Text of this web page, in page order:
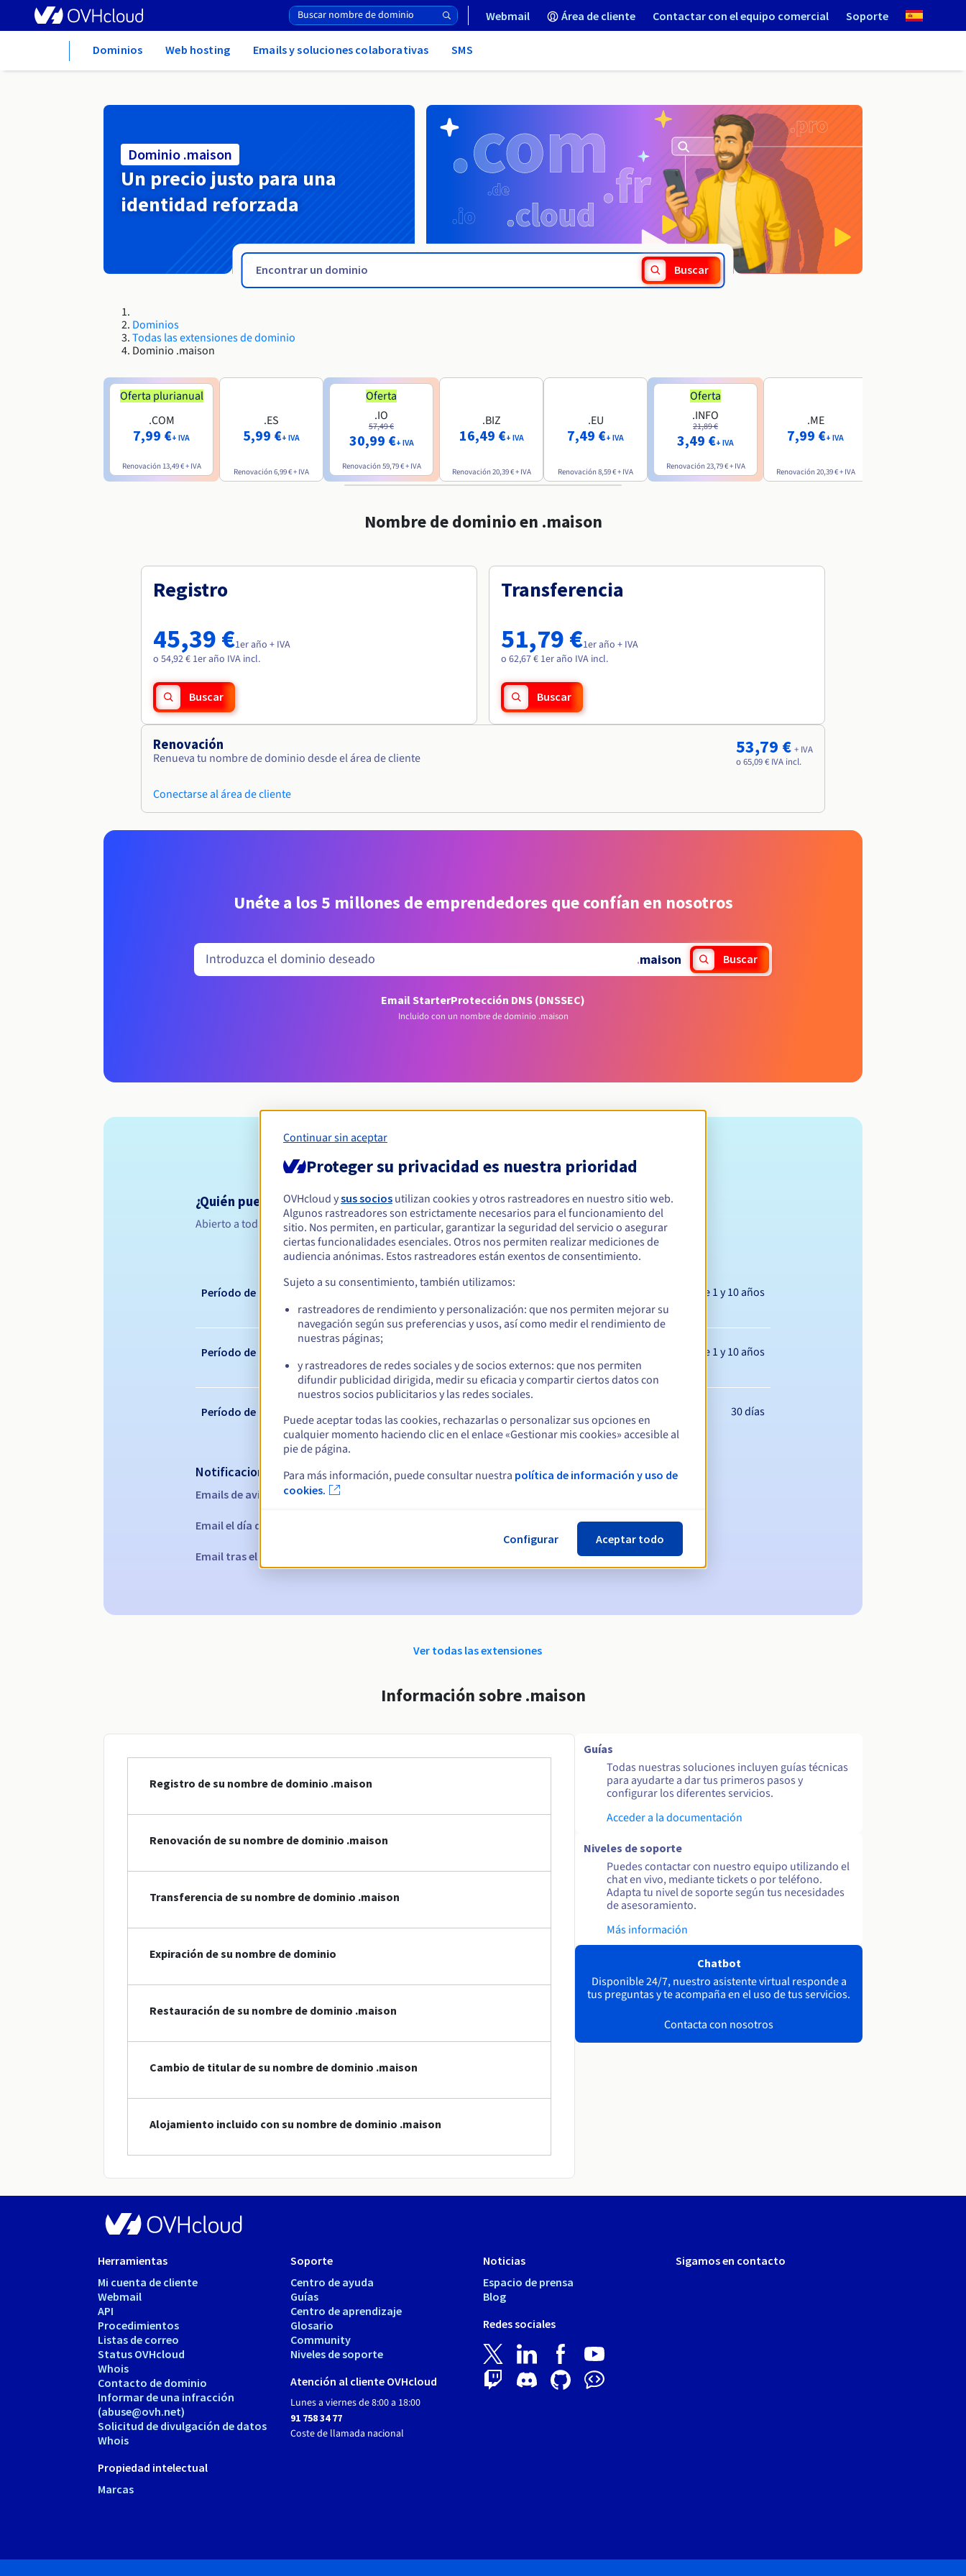
Webmail Área de cliente Contactar con el equipo comercial Soporte
Dominios Web hosting Emails y soluciones colaborativas SMS
Dominio .maison
Un precio justo para una
identidad reforzada
Buscar
Dominios
Todas las extensiones de dominio
Dominio .maison
Oferta plurianual
.COM
7,99 €+ IVA
Renovación 13,49 €+ IVA
.ES
5,99 €+ IVA
Renovación6,99 €+ IVA
Oferta
.IO
57,49 €
30,99 €+ IVA
Renovación59,79 €+ IVA
.BIZ
16,49 €+ IVA
Renovación20,39 €+ IVA
.EU
7,49 €+ IVA
Renovación8,59 €+ IVA
Oferta
.INFO
21,89 €
3,49 €+ IVA
Renovación23,79 €+ IVA
.ME
7,99 €+ IVA
Renovación20,39 €+ IVA
Nombre de dominio en .maison
Registro
45,39 €1er año + IVA
o 54,92 € 1er año IVA incl.
Buscar
Transferencia
51,79 €1er año + IVA
o 62,67 € 1er año IVA incl.
Buscar
Renovación
Renueva tu nombre de dominio desde el área de cliente
Conectarse al área de cliente
53,79 € + IVA
o 65,09 € IVA incl.
Unéte a los 5 millones de emprendedores que confían en nosotros
.maison Buscar
Email StarterProtección DNS (DNSSEC)
Incluido con un nombre de dominio .maison
Condiciones de elegibilidad
¿Quién puede registrar un .maison?
Abierto a todas las personas físicas o jurídicas, sin restricción geográfica.
Reglas de gestión y notificaciones
Período de registro Entre 1 y 10 años
Período de renovación Entre 1 y 10 años
Período de redención 30 días
Notificaciones automáticas:
Emails de aviso: 60, 30, 15, 7 y 3 días antes de la fecha de vencimiento
Email el día del vencimiento para notificar la suspensión del nombre de dominio
Email tras el periodo de gracia de redención para notificar la eliminación del nombre de dominio
Ver todas las extensiones
Información sobre .maison
Registro de su nombre de dominio .maison
Renovación de su nombre de dominio .maison
Transferencia de su nombre de dominio .maison
Expiración de su nombre de dominio
Restauración de su nombre de dominio .maison
Cambio de titular de su nombre de dominio .maison
Alojamiento incluido con su nombre de dominio .maison
Guías
Todas nuestras soluciones incluyen guías técnicas
para ayudarte a dar tus primeros pasos y
configurar los diferentes servicios.
Acceder a la documentación
Niveles de soporte
Puedes contactar con nuestro equipo utilizando el
chat en vivo, mediante tickets o por teléfono.
Adapta tu nivel de soporte según tus necesidades
de asesoramiento.
Más información
Chatbot
Disponible 24/7, nuestro asistente virtual responde a
tus preguntas y te acompaña en el uso de tus servicios.
Contacta con nosotros
Herramientas
Mi cuenta de cliente
Webmail
API
Procedimientos
Listas de correo
Status OVHcloud
Whois
Contacto de dominio
Informar de una infracción
(abuse@ovh.net)
Solicitud de divulgación de datos
Whois
Propiedad intelectual
Marcas
Soporte
Centro de ayuda
Guías
Centro de aprendizaje
Glosario
Community
Niveles de soporte
Atención al cliente OVHcloud
Lunes a viernes de 8:00 a 18:00
91 758 34 77
Coste de llamada nacional
Noticias
Espacio de prensa
Blog
Redes sociales
Sigamos en contacto
Continuar sin aceptar
Proteger su privacidad es nuestra prioridad
OVHcloud ysus socios utilizan cookies y otros rastreadores en nuestro sitio web.
Algunos rastreadores son estrictamente necesarios para el funcionamiento del
sitio. Nos permiten, en particular, garantizar la seguridad del servicio o asegurar
ciertas funcionalidades esenciales. Otros nos permiten realizar mediciones de
audiencia anónimas. Estos rastreadores están exentos de consentimiento.
Sujeto a su consentimiento, también utilizamos:
rastreadores de rendimiento y personalización: que nos permiten mejorar su
navegación según sus preferencias y usos, así como medir el rendimiento de
nuestras páginas;
y rastreadores de redes sociales y de socios externos: que nos permiten
difundir publicidad dirigida, medir su eficacia y compartir ciertos datos con
nuestros socios publicitarios y las redes sociales.
Puede aceptar todas las cookies, rechazarlas o personalizar sus opciones en
cualquier momento haciendo clic en el enlace «Gestionar mis cookies» accesible al
pie de página.
Para más información, puede consultar nuestra política de información y uso de
cookies.
Configurar Aceptar todo